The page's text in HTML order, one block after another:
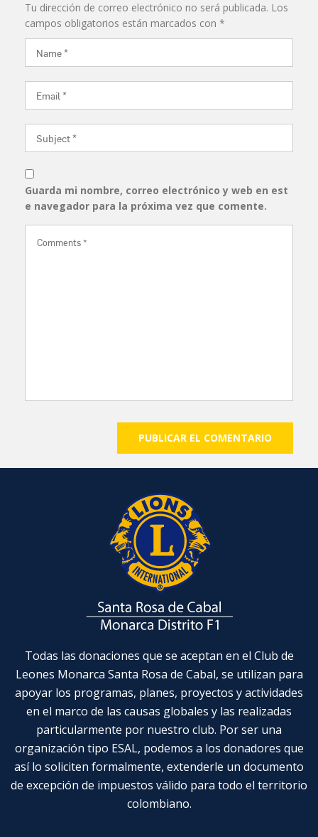
Tu dirección de correo electrónico no será publicada. Los
campos obligatorios están marcados con *
Guarda mi nombre, correo electrónico y web en est
e navegador para la próxima vez que comente.
Todas las donaciones que se aceptan en el Club de
Leones Monarca Santa Rosa de Cabal, se utilizan para
apoyar los programas, planes, proyectos y actividades
en el marco de las causas globales y las realizadas
particularmente por nuestro club. Por ser una
organización tipo ESAL, podemos a los donadores que
así lo soliciten formalmente, extenderle un documento
de excepción de impuestos válido para todo el territorio
colombiano.